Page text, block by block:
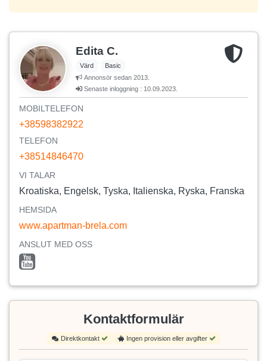
Edita C.
Värd
Basic
Annonsör sedan 2013.
Senaste inloggning : 10.09.2023.
MOBILTELEFON
+38598382922
TELEFON
+38514846470
VI TALAR
Kroatiska, Engelsk, Tyska, Italienska, Ryska, Franska
HEMSIDA
www.apartman-brela.com
ANSLUT MED OSS
Kontaktformulär
Direktkontakt Ingen provision eller avgifter